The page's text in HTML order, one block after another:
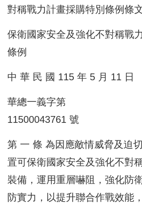
對稱戰力計畫採購特別條例條
保衛國家安全及強化不對稱戰
條例
中 華 民 國 115 年 5 月 11 日
華總一義字第
11500043761 號
第 一 條 為因應敵情威脅及迫
置可保衛國家安全及強化不對
裝備，運用重層嚇阻，強化防
防實力，以提升聯合作戰效能